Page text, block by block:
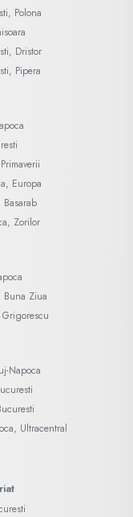
Polona
Dristor
Pipera
Europa
Zorilor
Buna Ziua
Napoca
Ultracentral